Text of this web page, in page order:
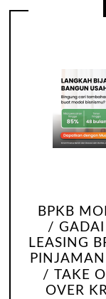
BPKB
LEASING
TAKE
OVER